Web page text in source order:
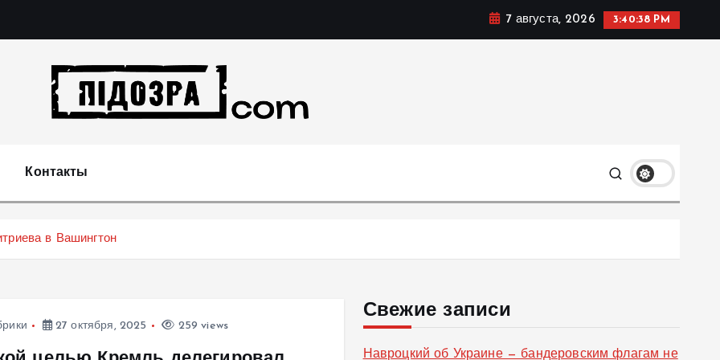
7 августа, 2026 3:40:39 PM
Контакты
в Вашингтон
27 октября, 2025 259 views
Свежие записи
Навроцкий об Украине — бандеровским флагам не